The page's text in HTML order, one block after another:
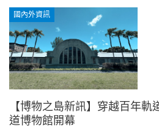
國內外資訊
【博物之島新訊】穿越百年
道博物館開幕